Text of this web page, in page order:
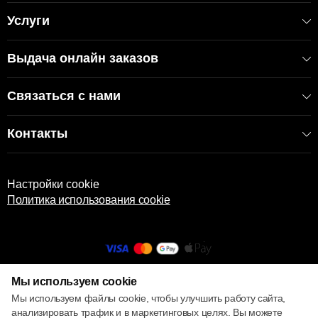
Услуги
Выдача онлайн заказов
Связаться с нами
Контакты
Настройки cookie
Политика использования cookie
© 2013 – 2026 ECOM
Мы используем cookie
Мы используем файлы cookie, чтобы улучшить работу сайта,
анализировать трафик и в маркетинговых целях. Вы можете